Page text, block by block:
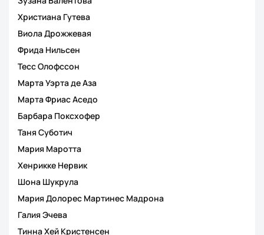
Христиана Гутева
Виола Дрожжевая
Фрида Нильсен
Тесс Олофссон
Марта Уэрта де Аза
Марта Фриас Аседо
Барбара Поксхофер
Таня Суботич
Мария Маротта
Хенрикке Нервик
Шона Шукрула
Мария Долорес Мартинес Мадрона
Галия Эчева
Тинна Хей Кристенсен